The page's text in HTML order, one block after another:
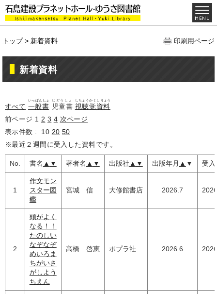
印刷用ページ
トップ > 新着資料
新着資料
すべて 一般書
いっぱんしょ
児童書
じどうしょ
視聴覚資料
しちょうかくしりょう
前ページ 1 2 3 4 次ページ
10 20 50
※最近２週間に受入した資料です。
No. 書名 ▲ ▼ 著者名 ▲ ▼ 出版社 ▲ ▼ 出版年月 ▲ ▼ 受入
1
作文モン
スター図
鑑
宮城 信 大修館書店 2026.7
2
頭がよく
なる！！
たのしい
なぞなぞ
めいろま
ちがいさ
がしよう
ちえん
高橋 啓恵 ポプラ社 2026.6